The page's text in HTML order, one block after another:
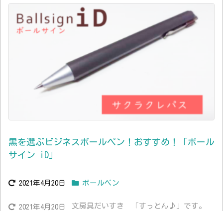
黒を選ぶビジネスボールペン！おすすめ！「ボール
サイン iD」
2021年4月20日 ボールペン
2021年4月20日
文房具だいすき 「すっとん♪」です。